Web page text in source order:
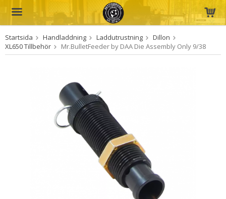
Produkten har blivit tillagd i varukorgen
Startsida Handladdning Laddutrustning
Dillon
XL650 Tillbehör
Mr.BulletFeeder by DAA Die Assembly Only 9/38